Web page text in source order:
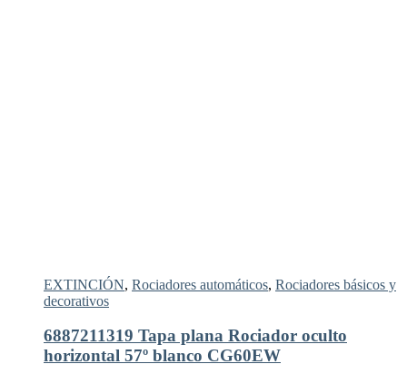
EXTINCIÓN, Rociadores automáticos, Rociadores básicos y
decorativos
6887211319 Tapa plana Rociador oculto
horizontal 57º blanco CG60EW